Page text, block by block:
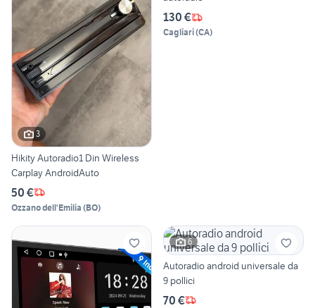
3
Hikity Autoradio1 Din Wireless
Carplay AndroidAuto
50 €
Ozzano dell'Emilia (BO)
130 €
Cagliari(CA)
6
Autoradio android universale da
9 pollici
70 €